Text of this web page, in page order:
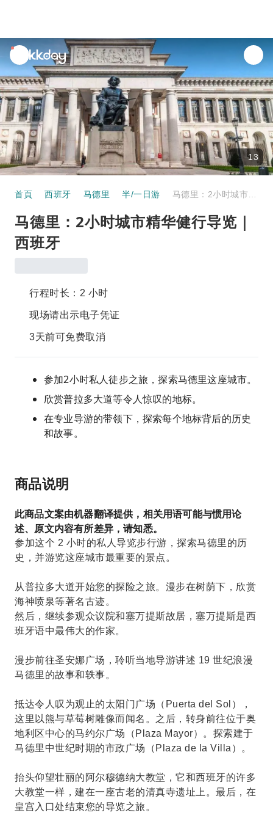
unread
notifications
13
首頁 西班牙 马德里 半/一日游
马德里：2小时城市精华健行导览｜
西班牙
行程时长：2 小时
现场请出示电子凭证
3天前可免费取消
参加2小时私人徒步之旅，探索马德里这座城市。
欣赏普拉多大道等令人惊叹的地标。
在专业导游的带领下，探索每个地标背后的历史
和故事。
商品说明
此商品文案由机器翻译提供，相关用语可能与惯用论
述、原文内容有所差异，请知悉。
参加这个 2 小时的私人导览步行游，探索马德里的历
史，并游览这座城市最重要的景点。
从普拉多大道开始您的探险之旅。漫步在树荫下，欣赏
海神喷泉等著名古迹。
然后，继续参观众议院和塞万提斯故居，塞万提斯是西
班牙语中最伟大的作家。
漫步前往圣安娜广场，聆听当地导游讲述 19 世纪浪漫
马德里的故事和轶事。
抵达令人叹为观止的太阳门广场（Puerta del Sol），
这里以熊与草莓树雕像而闻名。之后，转身前往位于奥
地利区中心的马约尔广场（Plaza Mayor）。探索建于
马德里中世纪时期的市政广场（Plaza de la Villa）。
抬头仰望壮丽的阿尔穆德纳大教堂，它和西班牙的许多
大教堂一样，建在一座古老的清真寺遗址上。最后，在
皇宫入口处结束您的导览之旅。